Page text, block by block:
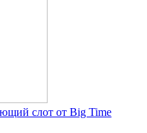
слот от Big Time